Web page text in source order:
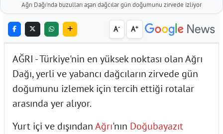
Ağrı Dağı'nda buzulları aşan dağcılar gün doğumunu zirvede izliyor
A- A+
AĞRI - Türkiye'nin en yüksek noktası olan Ağrı
Dağı, yerli ve yabancı dağcıların zirvede gün
doğumunu izlemek için tercih ettiği rotalar
arasında yer alıyor.
Yurt içi ve dışındanAğrı'nın Doğubayazıt